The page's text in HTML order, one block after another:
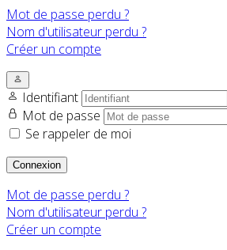
Mot de passe perdu ?
Nom d'utilisateur perdu ?
Créer un compte
Identifiant
Mot de passe
Se rappeler de moi
Connexion
Mot de passe perdu ?
Nom d'utilisateur perdu ?
Créer un compte